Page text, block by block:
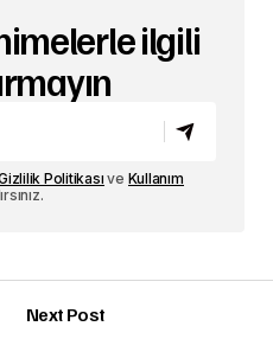
ilgili
Politikasıve Kullanım
Next Post